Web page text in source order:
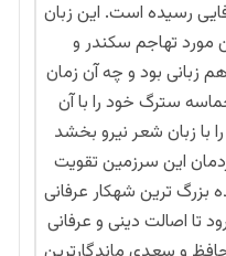
رسیده است. این زبان
مورد تهاجم سکندر و
زبانی بود و چه آن زمان
سترگ خود را با آن
با زبان شعر نیرو بخشد
این سرزمین تقویت
بزرگ ترین شهکار عرفانی
تا اصالت دینی و عرفانی